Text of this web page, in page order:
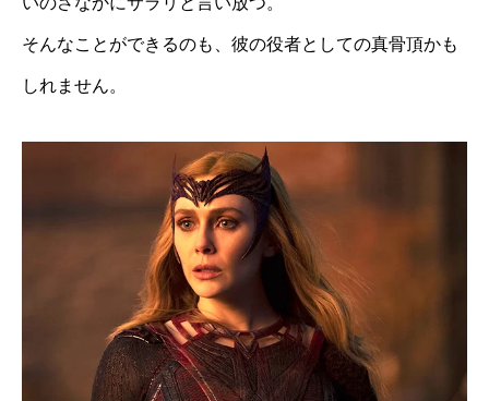
そんなことができるのも、彼の役者としての真骨頂かも
しれません。